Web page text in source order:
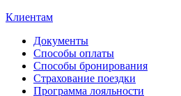
Клиентам
Документы
Способы оплаты
Способы бронирования
Страхование поездки
Программа лояльности